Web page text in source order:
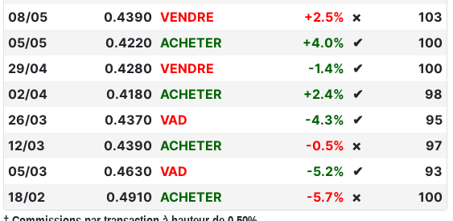
08/05
0.4390 VENDRE +2.5% ❌
103
05/05
0.4220 ACHETER +4.0% ✔
100
29/04
0.4280 VENDRE -1.4% ✔
100
02/04
0.4180 ACHETER +2.4% ✔
98
26/03
0.4370 VAD -4.3% ✔
95
12/03
0.4390 ACHETER -0.5% ❌
97
05/03
0.4630 VAD -5.2% ✔
93
18/02
0.4910 ACHETER -5.7% ❌ 100